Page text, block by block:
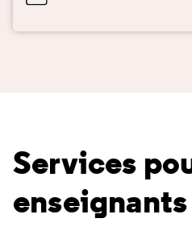
Services
enseignants